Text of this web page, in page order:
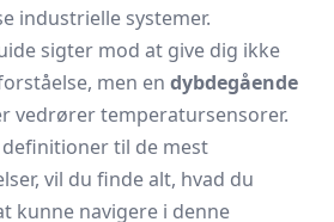
industrielle systemer.
sigter mod at give dig ikke
men en dybdegående
vedrører temperatursensorer.
til de mest
vil du finde alt, hvad du
kunne navigere i denne